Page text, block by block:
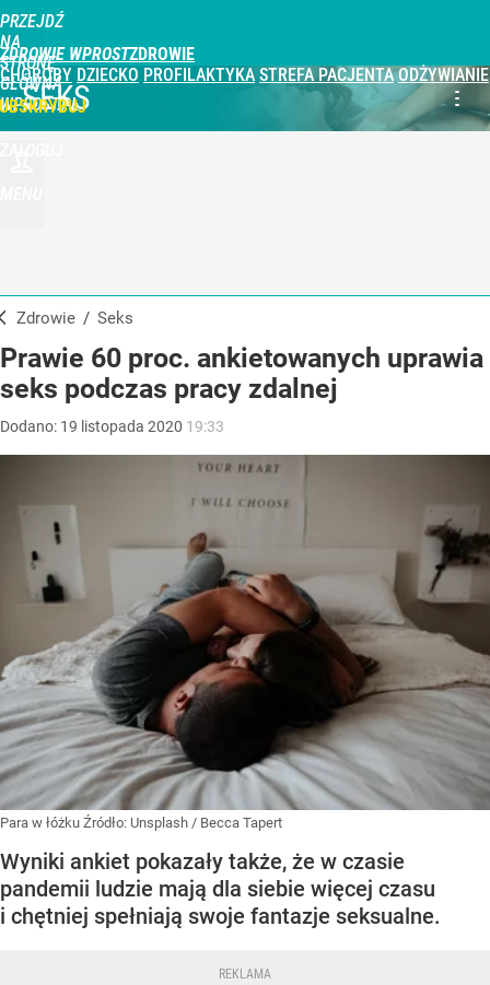
PRZEJDŹ
NA
STRONĘ
GŁÓWNĄ
WPROST.PL
ZDROWIE WPROST
CHOROBY DZIECKO PROFILAKTYKA STREFA PACJENTA ODŻYWIANIE
SEKS
Zdrowie / Seks
Prawie 60 proc. ankietowanych uprawia
seks podczas pracy zdalnej
Dodano: 19 listopada 2020 19:33
Para w łóżku Źródło: Unsplash / Becca Tapert
Wyniki ankiet pokazały także, że w czasie
pandemii ludzie mają dla siebie więcej czasu
i chętniej spełniają swoje fantazje seksualne.